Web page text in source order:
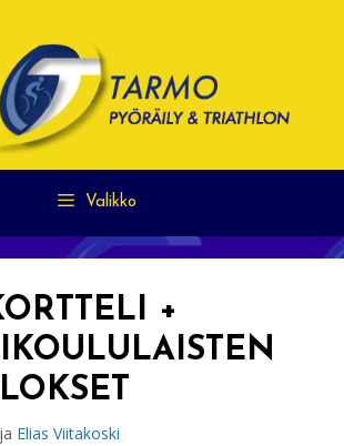
Valikko
+
Elias Viitakoski